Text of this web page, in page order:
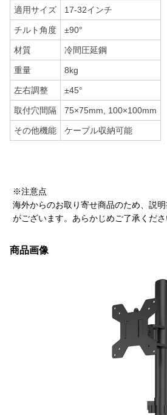
適用サイズ 17-32インチ
チルト角度 ±90°
材質 冷間圧延鋼
重量 8kg
左右調整 ±45°
取付穴間隔 75×75mm, 100×100mm
その他機能 ケーブル収納可能
※注意点
海外からのお取り寄せ商品のため、説
がございます。あらかじめご了承くださ
商品画像